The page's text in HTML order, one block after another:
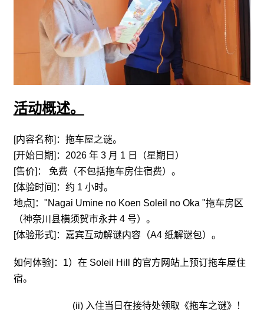
活动概述。
[内容名称]：拖车屋之谜。
[开始日期]：2026 年 3 月 1 日（星期日）
[售价]： 免费（不包括拖车房住宿费）。
[体验时间]：约 1 小时。
地点]："Nagai Umine no Koen Soleil no Oka "拖车房区
（神奈川县横须贺市永井 4 号）。
[体验形式]：嘉宾互动解谜内容（A4 纸解谜包）。
如何体验]：1）在 Soleil Hill 的官方网站上预订拖车屋住
宿。
(ii) 入住当日在接待处领取《拖车之谜》！